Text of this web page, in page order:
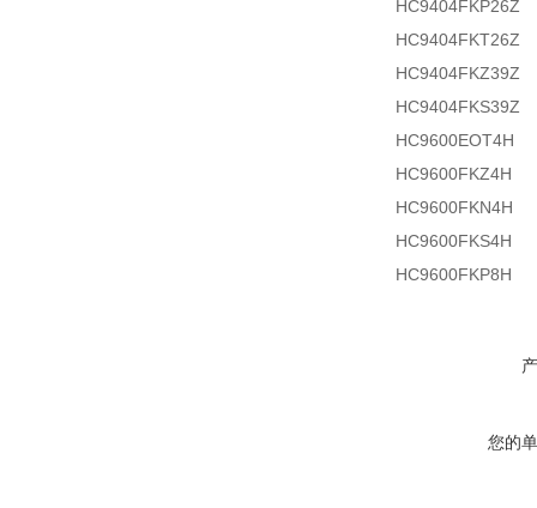
HC9404FKP26Z
HC9404FKT26Z
HC9404FKZ39Z
HC9404FKS39Z
HC9600EOT4H
HC9600FKZ4H
HC9600FKN4H
HC9600FKS4H
HC9600FKP8H
您的